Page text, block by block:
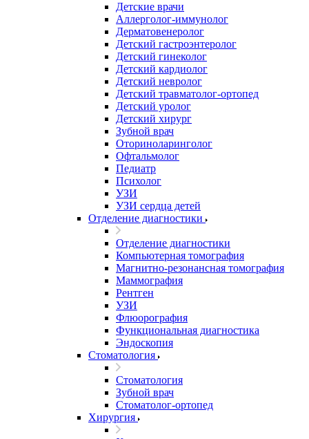
Детские врачи
Аллерголог-иммунолог
Дерматовенеролог
Детский гастроэнтеролог
Детский гинеколог
Детский кардиолог
Детский невролог
Детский травматолог-ортопед
Детский уролог
Детский хирург
Зубной врач
Оториноларинголог
Офтальмолог
Педиатр
Психолог
УЗИ
УЗИ сердца детей
Отделение диагностики
Отделение диагностики
Компьютерная томография
Магнитно-резонансная томография
Маммография
Рентген
УЗИ
Флюорография
Функциональная диагностика
Эндоскопия
Стоматология
Стоматология
Зубной врач
Стоматолог-ортопед
Хирургия